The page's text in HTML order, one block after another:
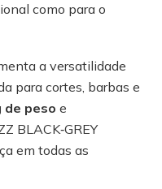
como para o
a versatilidade
para cortes, barbas e
de peso e
BLACK‑GREY
em todas as